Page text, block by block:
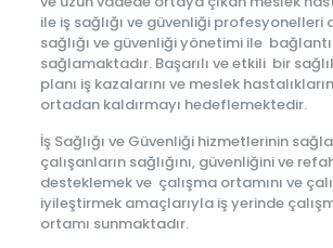
ile iş sağlığı ve güvenliği profesyonelleri
sağlığı ve güvenliği yönetimi ile
sağlamaktadır. Başarılı ve etkili bir
planı iş kazalarını ve meslek
ortadan kaldırmayı hedeflemektedir.
İş Sağlığı ve Güvenliği hizmetlerinin
çalışanların sağlığını, güvenliğini ve
desteklemek ve çalışma ortamını ve
iyileştirmek amaçlarıyla iş yerinde
ortamı sunmaktadır.